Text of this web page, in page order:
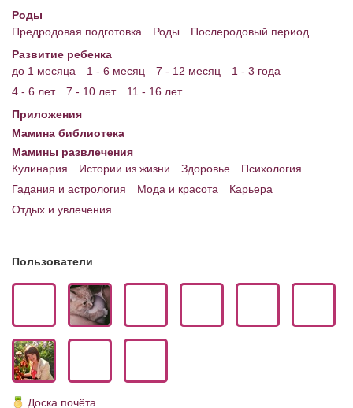
Роды
Предродовая подготовка
Роды
Послеродовый период
Развитие ребенка
до 1 месяца
1 - 6 месяц 7 - 12 месяц
1 - 3 года
4 - 6 лет
7 - 10 лет
11 - 16 лет
Приложения
Мамина библиотека
Мамины развлечения
Кулинария
Истории из жизни Здоровье
Психология
Гадания и астрология
Мода и красота
Карьера
Отдых и увлечения
Пользователи
Доска почёта